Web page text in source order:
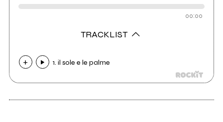
00:00
TRACKLIST
1. il sole e le palme